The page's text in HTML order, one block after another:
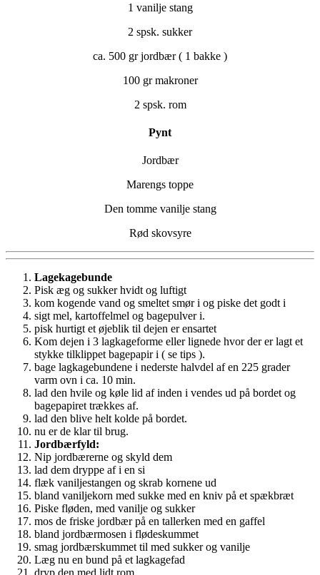
1 vanilje stang
2 spsk. sukker
ca. 500 gr jordbær ( 1 bakke )
100 gr makroner
2 spsk. rom
Pynt
Jordbær
Marengs toppe
Den tomme vanilje stang
Rød skovsyre
Lagekagebunde
Pisk æg og sukker hvidt og luftigt
kom kogende vand og smeltet smør i og piske det godt i
sigt mel, kartoffelmel og bagepulver i.
pisk hurtigt et øjeblik til dejen er ensartet
Kom dejen i 3 lagkageforme eller lignede hvor der er lagt et
stykke tilklippet bagepapir i ( se tips ).
bage lagkagebundene i nederste halvdel af en 225 grader
varm ovn i ca. 10 min.
lad den hvile og køle lid af inden i vendes ud på bordet og
bagepapiret trækkes af.
lad den blive helt kolde på bordet.
nu er de klar til brug.
Jordbærfyld:
Nip jordbærerne og skyld dem
lad dem dryppe af i en si
flæk vaniljestangen og skrab kornene ud
bland vaniljekorn med sukke med en kniv på et spækbræt
Piske fløden, med vanilje og sukker
mos de friske jordbær på en tallerken med en gaffel
bland jordbærmosen i flødeskummet
smag jordbærskummet til med sukker og vanilje
Læg nu en bund på et lagkagefad